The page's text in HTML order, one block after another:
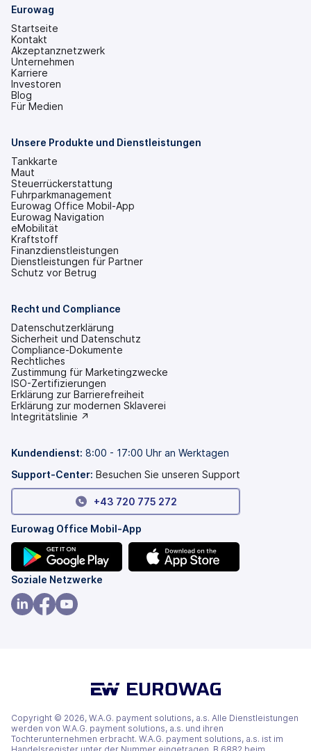
Eurowag
Startseite
Kontakt
Akzeptanznetzwerk
Unternehmen
Karriere
Investoren
(wird
in
Tab
Blog
Für Medien
Unsere Produkte und Dienstleistungen
Tankkarte
Maut
Steuerrückerstattung
Fuhrparkmanagement
Eurowag Office Mobil-App
Eurowag Navigation
eMobilität
Kraftstoff
Finanzdienstleistungen
Dienstleistungen für Partner
Schutz vor Betrug
Recht und Compliance
Datenschutzerklärung
Sicherheit und Datenschutz
Compliance-Dokumente
Rechtliches
Zustimmung für Marketingzwecke
ISO-Zertifizierungen
Erklärung zur Barrierefreiheit
(wird
in
Tab
Erklärung zur modernen Sklaverei
(wird
neuen
geöffnet)
Integritätslinie ↗
Kundendienst: 8:00 - 17:00 Uhr an Werktagen
Support-Center: Besuchen Sie unseren Support
+43 720 775 272
Eurowag Office Mobil-App
(wird
in
einem
Soziale Netzwerke
Copyright © 2026, W.A.G. payment solutions, a.s. Alle Dienstleistungen
werden von W.A.G. payment solutions, a.s. und ihren
Tochterunternehmen erbracht. W.A.G. payment solutions, a.s. ist im